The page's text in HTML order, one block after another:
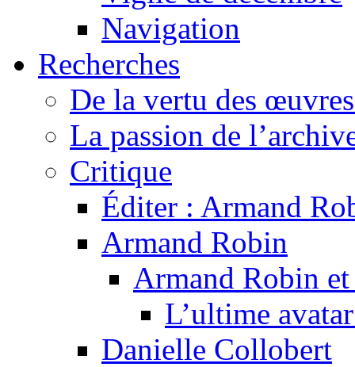
Navigation
Recherches
De la vertu des
La passion de
Critique
Éditer : Armand
Armand Robin
Armand Robin
L’ultime
Danielle Collobert